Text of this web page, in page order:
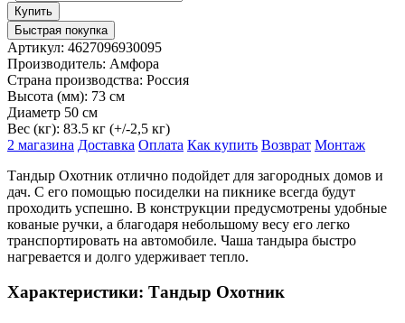
Быстрая покупка
Артикул: 4627096930095
Производитель: Амфора
Страна производства: Россия
Высота (мм): 73 см
Диаметр 50 см
Вес (кг): 83.5 кг (+/-2,5 кг)
2 магазина Доставка Оплата Как купить Возврат Монтаж
Тандыр Охотник отлично подойдет для загородных домов и
дач. С его помощью посиделки на пикнике всегда будут
проходить успешно. В конструкции предусмотрены удобные
кованые ручки, а благодаря небольшому весу его легко
транспортировать на автомобиле. Чаша тандыра быстро
нагревается и долго удерживает тепло.
Характеристики: Тандыр Охотник